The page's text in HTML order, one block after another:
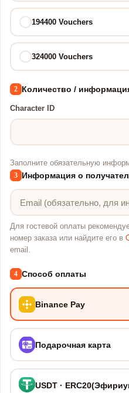
194400 Vouchers
324000 Vouchers
2 Количество /
Character ID
Заполните обязательную
3 Информация о
Для гостевой оплаты
номер заказа или найдите его в
email.
4 Способ оплаты
Binance Pay
Подарочная карта
USDT ·